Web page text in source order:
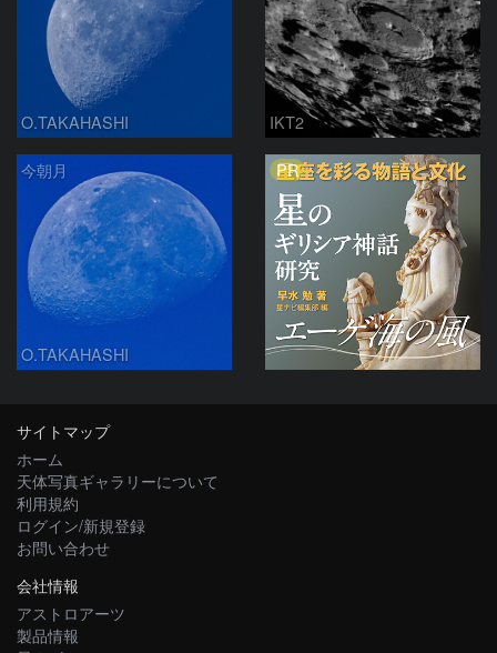
O.TAKAHASHI IKT2
今朝月
O.TAKAHASHI
PR
サイトマップ
ホーム
天体写真ギャラリーについて
利用規約
ログイン/新規登録
お問い合わせ
会社情報
アストロアーツ
製品情報